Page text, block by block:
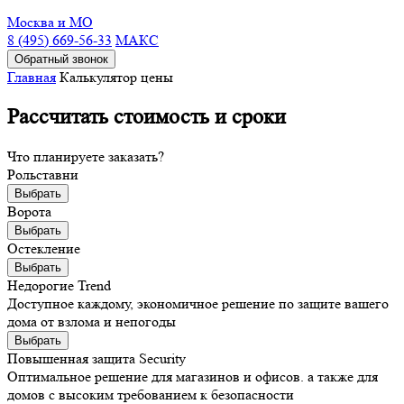
Москва и МО
8 (495) 669-56-33 МАКС
Главная Калькулятор цены
Рассчитать стоимость и сроки
Что планируете заказать?
Рольставни
Выбрать
Ворота
Выбрать
Остекление
Выбрать
Недорогие Trend
Доступное каждому, экономичное решение по защите вашего
дома от взлома и непогоды
Выбрать
Повышенная защита Security
Оптимальное решение для магазинов и офисов. а также для
домов с высоким требованием к безопасности